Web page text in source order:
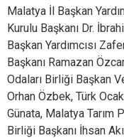
Malatya İl Başkan
Kurulu Başkanı Dr.
Başkan Yardımcısı
Başkanı Ramazan
Odaları Birliği Başkan
Orhan Özbek, Türk
Günata, Malatya
Birliği Başkanı İhsan